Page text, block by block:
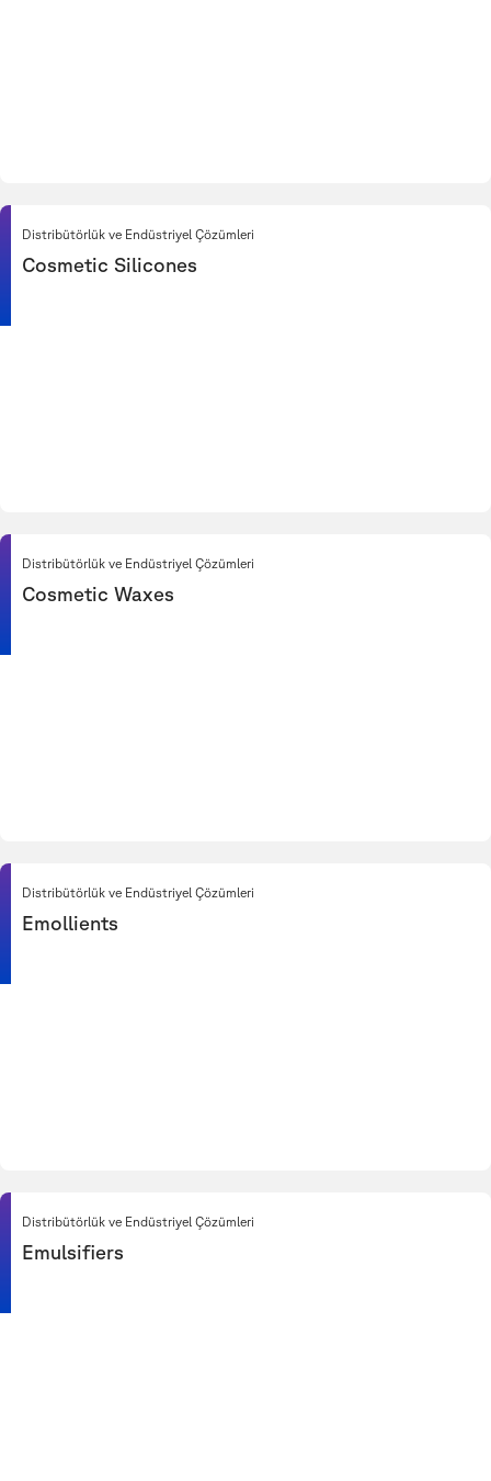
Distribütörlük ve Endüstriyel Çözümleri
Cosmetic Silicones
Distribütörlük ve Endüstriyel Çözümleri
Cosmetic Waxes
Distribütörlük ve Endüstriyel Çözümleri
Emollients
Distribütörlük ve Endüstriyel Çözümleri
Emulsifiers